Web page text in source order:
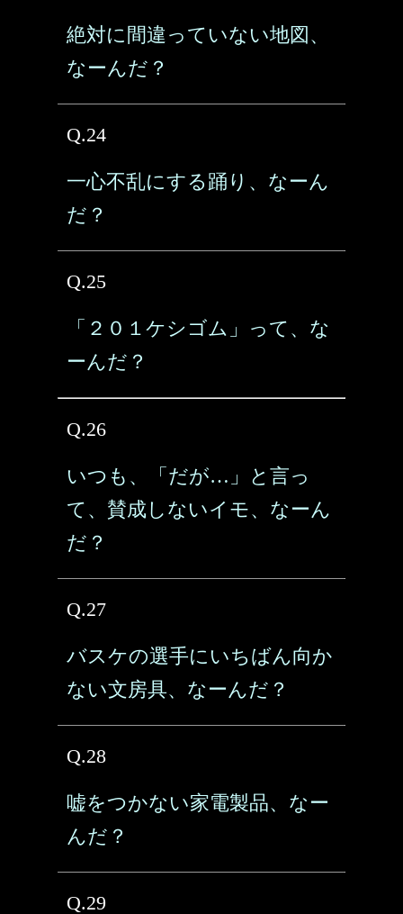
絶対に間違っていない地図、
なーんだ？
Q.24
一心不乱にする踊り、なーん
だ？
Q.25
「２０１ケシゴム」って、な
ーんだ？
Q.26
いつも、「だが…」と言っ
て、賛成しないイモ、なーん
だ？
Q.27
バスケの選手にいちばん向か
ない文房具、なーんだ？
Q.28
嘘をつかない家電製品、なー
んだ？
Q.29